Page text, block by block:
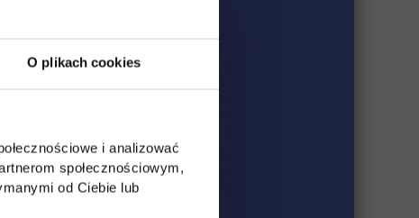
O plikach cookies
i analizować
społecznościowym,
od Ciebie lub